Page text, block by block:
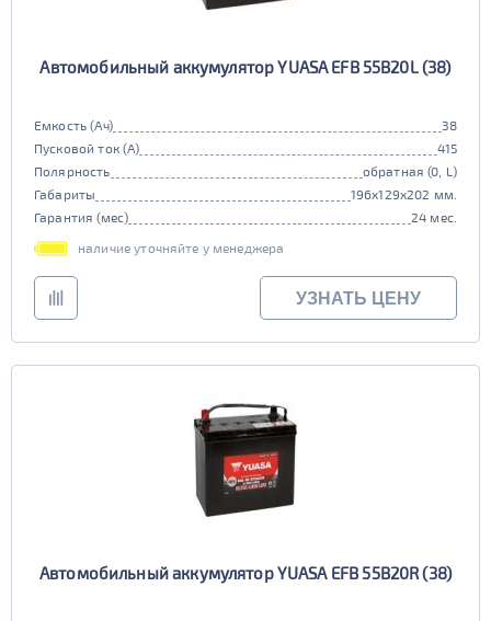
Автомобильный аккумулятор YUASA EFB 55B20L (38)
Емкость (Ач)
38
Пусковой ток (А)
415
Полярность
обратная (0, L)
Габариты
196x129x202 мм.
Гарантия (мес)
24 мес.
наличие уточняйте у менеджера
УЗНАТЬ ЦЕНУ
Автомобильный аккумулятор YUASA EFB 55B20R (38)